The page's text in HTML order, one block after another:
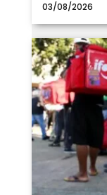
03/08/2026